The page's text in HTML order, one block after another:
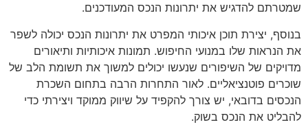
שמטרתם להדגיש את יתרונות הנכס המעודכנים.
בנוסף, יצירת תוכן איכותי המפרט את יתרונות הנכס יכולה לשפר
את הנראות שלו במנועי החיפוש. תמונות איכותיות ותיאורים
מדויקים של השיפורים שנעשו יכולים למשוך את תשומת הלב של
שוכרים פוטנציאליים. לאור התחרות הרבה בתחום השכרת
הנכסים בדובאי, יש צורך להקפיד על שיווק ממוקד ויצירתי כדי
להבליט את הנכס בשוק.